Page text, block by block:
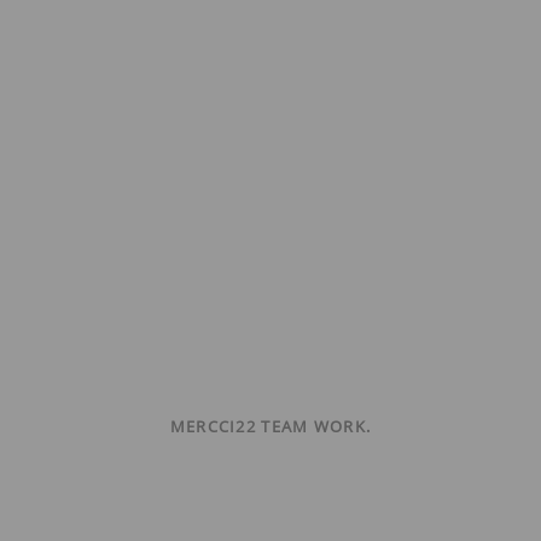
MERCCI22 TEAM WORK.